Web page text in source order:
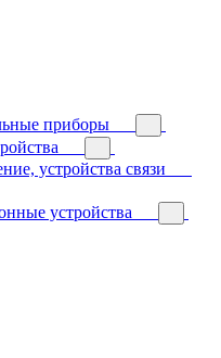
приборы
устройства связи
устройства